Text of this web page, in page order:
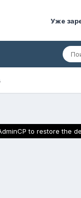
Уже
to restore the